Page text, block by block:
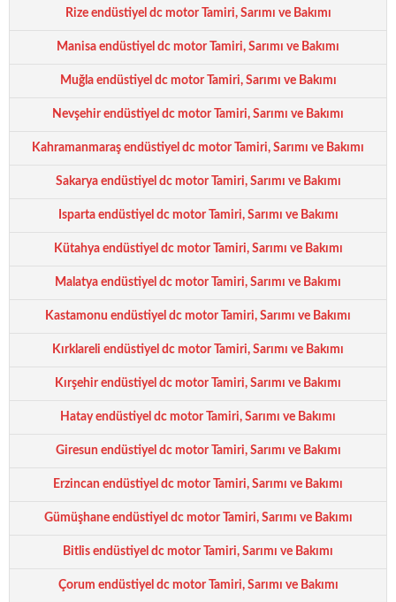
Rize endüstiyel dc motor Tamiri, Sarımı ve Bakımı
Manisa endüstiyel dc motor Tamiri, Sarımı ve Bakımı
Muğla endüstiyel dc motor Tamiri, Sarımı ve Bakımı
Nevşehir endüstiyel dc motor Tamiri, Sarımı ve Bakımı
Kahramanmaraş endüstiyel dc motor Tamiri, Sarımı ve Bakımı
Sakarya endüstiyel dc motor Tamiri, Sarımı ve Bakımı
Isparta endüstiyel dc motor Tamiri, Sarımı ve Bakımı
Kütahya endüstiyel dc motor Tamiri, Sarımı ve Bakımı
Malatya endüstiyel dc motor Tamiri, Sarımı ve Bakımı
Kastamonu endüstiyel dc motor Tamiri, Sarımı ve Bakımı
Kırklareli endüstiyel dc motor Tamiri, Sarımı ve Bakımı
Kırşehir endüstiyel dc motor Tamiri, Sarımı ve Bakımı
Hatay endüstiyel dc motor Tamiri, Sarımı ve Bakımı
Giresun endüstiyel dc motor Tamiri, Sarımı ve Bakımı
Erzincan endüstiyel dc motor Tamiri, Sarımı ve Bakımı
Gümüşhane endüstiyel dc motor Tamiri, Sarımı ve Bakımı
Bitlis endüstiyel dc motor Tamiri, Sarımı ve Bakımı
Çorum endüstiyel dc motor Tamiri, Sarımı ve Bakımı